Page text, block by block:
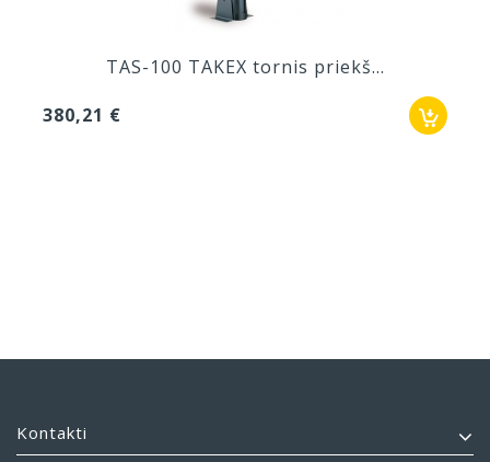
TAS-100 TAKEX tornis priekš...
380,21 €
Kontakti